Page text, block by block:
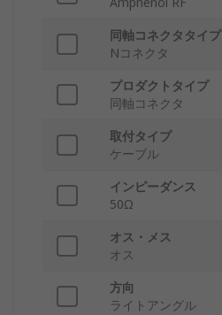
同軸コネクタタイプ
Nコネクタ
プロダクトタイプ
同軸コネクタ
取付タイプ
ケーブル
インピーダンス
50Ω
オス・メス
オス
方向
ライトアングル